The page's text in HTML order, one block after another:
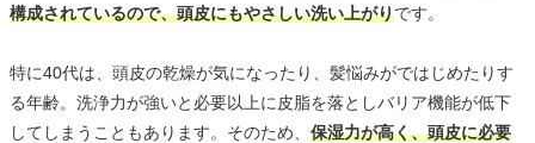
構成されているので、頭皮にもやさしい洗い上がりです。
特に40代は、頭皮の乾燥が気になったり、髪悩みがではじめたりす
る年齢。洗浄力が強いと必要以上に皮脂を落としバリア機能が低下
してしまうこともあります。そのため、 保湿力が高く、頭皮に必要